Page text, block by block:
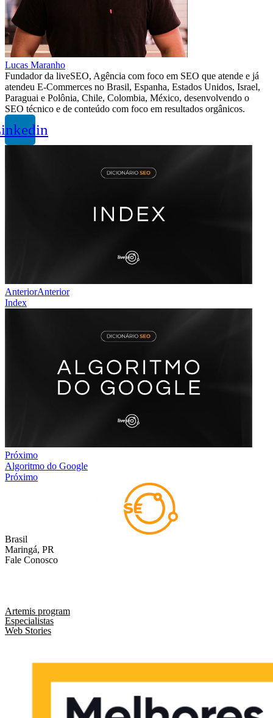
Lucas Maranho
Fundador da liveSEO, Agência com foco em SEO que atende e já
atendeu E-Commerces no Brasil, Espanha, Estados Unidos, Israel,
Paraguai e Polônia, Chile, Colombia, México, desenvolvendo o
SEO técnico e de conteúdo com foco em resultados orgânicos.
AnteriorAnterior
Index
Próximo
Algoritmo do Google
Próximo
Brasil
Maringá, PR
Fale Conosco
Artemis program
Especialistas
Web Stories